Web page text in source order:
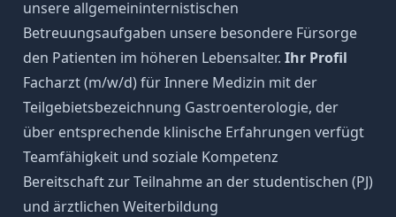
unsere allgemeininternistischen
Betreuungsaufgaben unsere besondere Fürsorge
den Patienten im höheren Lebensalter. Ihr Profil
Facharzt (m/w/d) für Innere Medizin mit der
Teilgebietsbezeichnung Gastroenterologie, der
über entsprechende klinische Erfahrungen verfügt
Teamfähigkeit und soziale Kompetenz
Bereitschaft zur Teilnahme an der studentischen (PJ)
und ärztlichen Weiterbildung